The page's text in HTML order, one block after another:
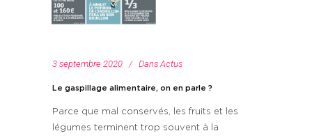
3 septembre 2020 Dans Actus
Le gaspillage alimentaire, on en parle ?
Parce que mal conservés, les fruits et les
légumes terminent trop souvent à la